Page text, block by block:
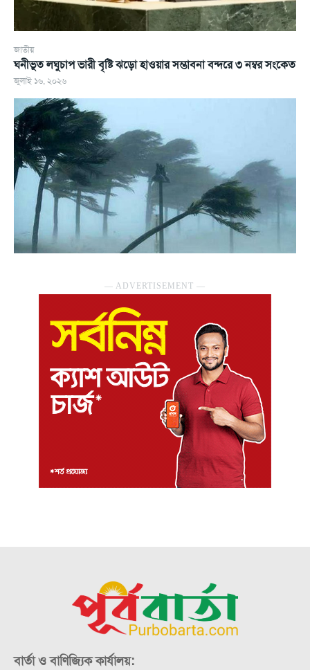
জাতীয়
ঘনীভূত লঘুচাপ ভারী বৃষ্টি ঝড়ো হাওয়ার সম্ভাবনা বন্দরে ৩ নম্বর সংকেত
জুলাই ১৬, ২০২৬
― ADVERTISEMENT ―
বার্তা ও বাণিজ্যিক কার্যালয়: